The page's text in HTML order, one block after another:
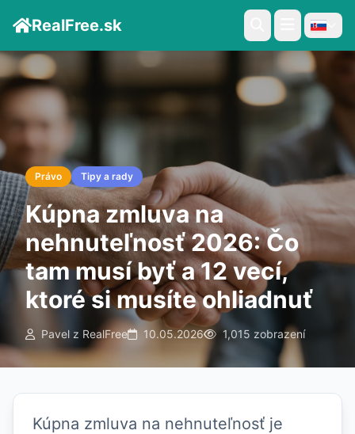
RealFree.sk
Právo Tipy a rady
Kúpna zmluva na
nehnuteľnosť 2026: Čo
tam musí byť a 12 vecí,
ktoré si musíte ohliadnuť
Pavel z RealFree 10.05.2026 1,015 zobrazení
Kúpna zmluva na nehnuteľnosť je